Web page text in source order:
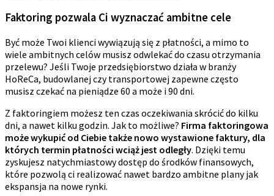
Faktoring pozwala Ci wyznaczać ambitne cele
Być może Twoi klienci wywiązują się z płatności, a mimo to
wiele ambitnych celów musisz odwlekać do czasu otrzymania
przelewu? Jeśli Twoje przedsiębiorstwo działa w branży
HoReCa, budowlanej czy transportowej zapewne często
musisz czekać na pieniądze 60 a może i 90 dni.
Z faktoringiem możesz ten czas oczekiwania skrócić do kilku
dni, a nawet kilku godzin. Jak to możliwe? Firma faktoringowa
może wykupić od Ciebie także nowo wystawione faktury, dla
których termin płatności wciąż jest odległy. Dzięki temu
zyskujesz natychmiastowy dostęp do środków finansowych,
które pozwolą ci realizować nawet bardzo ambitne plany jak
ekspansja na nowe rynki.